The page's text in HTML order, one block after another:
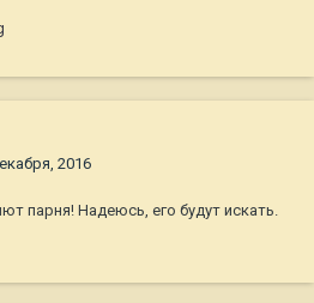
2016
парня! Надеюсь, его будут искать.